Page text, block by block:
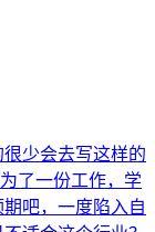
少会去写这样的
了一份工作，学
吧，一度陷入自